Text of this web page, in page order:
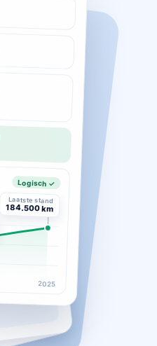
Logisch ✓
Laatste stand
184.500 km
2025